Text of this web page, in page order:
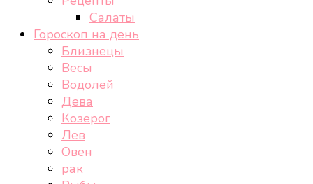
Салаты
Гороскоп на день
Близнецы
Весы
Водолей
Дева
Козерог
Лев
Овен
рак